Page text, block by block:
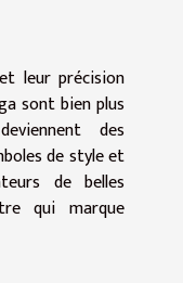
leur précision
sont bien plus
des
de style et
de belles
qui marque